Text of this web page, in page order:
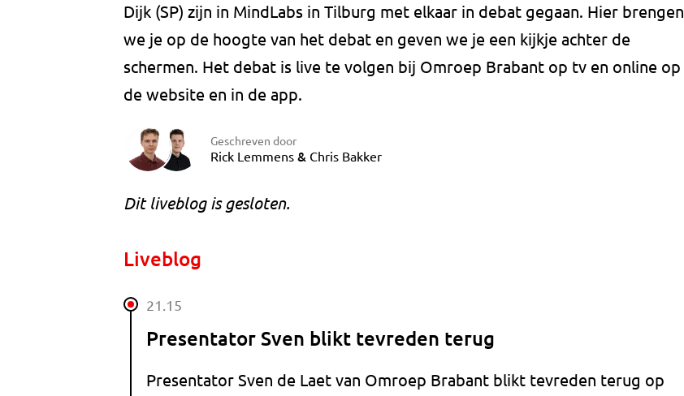
Dijk (SP) zijn in MindLabs in Tilburg met elkaar in debat gegaan. Hier brengen
we je op de hoogte van het debat en geven we je een kijkje achter de
schermen. Het debat is live te volgen bij Omroep Brabant op tv en online op
de website en in de app.
Geschreven door
Rick Lemmens & Chris Bakker
Dit liveblog is gesloten.
Liveblog
21.15
Presentator Sven blikt tevreden terug
Presentator Sven de Laet van Omroep Brabant blikt tevreden terug op